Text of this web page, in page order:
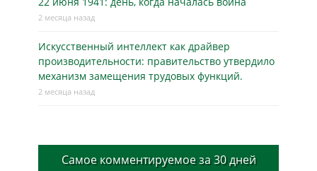
2 месяца назад
Искусственный интеллект как драйвер
производительности: правительство утвердило
механизм замещения трудовых функций.
2 месяца назад
Самое комментируемое за 30 дней